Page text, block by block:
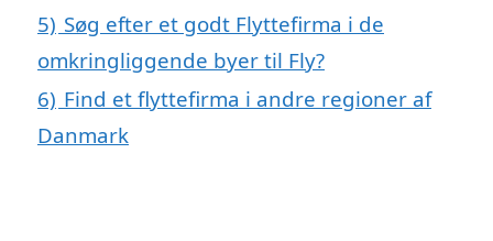
5) Søg efter et godt Flyttefirma i de
omkringliggende byer til Fly?
6) Find et flyttefirma i andre regioner af
Danmark